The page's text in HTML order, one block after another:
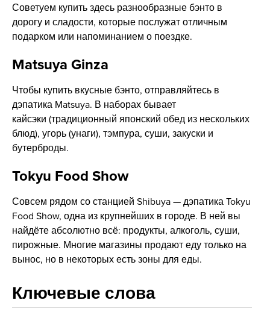
Советуем купить здесь разнообразные бэнто в
дорогу и сладости, которые послужат отличным
подарком или напоминанием о поездке.
Matsuya Ginza
Чтобы купить вкусные бэнто, отправляйтесь в
дэпатика Matsuya. В наборах бывает
кайсэки (традиционный японский обед из нескольких
блюд), угорь (унаги), тэмпура, суши, закуски и
бутерброды.
Tokyu Food Show
Совсем рядом со станцией Shibuya — дэпатика Tokyu
Food Show, одна из крупнейших в городе. В ней вы
найдёте абсолютно всё: продукты, алкоголь, суши,
пирожные. Многие магазины продают еду только на
вынос, но в некоторых есть зоны для еды.
Ключевые слова